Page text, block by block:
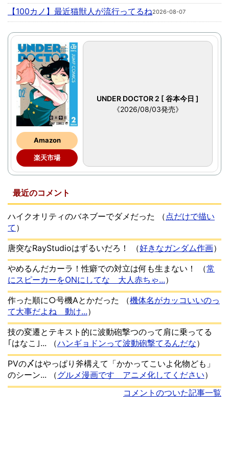
【100カノ】最近猫獣人が流行ってるね2026-08-07
Amazon
楽天市場
UNDER DOCTOR 2 [ 谷本今日 ]
《2026/08/03発売》
最近のコメント
ハイクオリティのバネブーでダメだった （ 点だけで描い
て ）
唐突なRayStudioはずるいだろ！
（好きなガンダム作画）
やめるんだカーラ！性癖での対立は何も生まない！
（常
にスピーカーをONにしてな 大人赤ちゃ...）
作った順に○号機Aとかだった
（機体名がカッコいいのっ
て大事だよね 動け...）
技の変遷とテキスト的に波動砲撃つのって肩に乗ってる
｢はなこ｣...
（ハンギョドンって波動砲撃てるんだな）
PVの〆はやっぱり斧構えて「かかってこいよ化物ども」
のシーン...
（グルメ漫画です アニメ化してください）
コメントのついた記事一覧